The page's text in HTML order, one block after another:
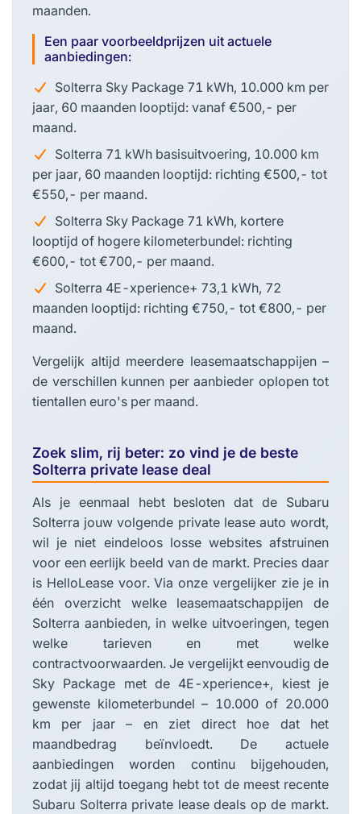
maanden.
Een paar voorbeeldprijzen uit actuele
aanbiedingen:
Solterra Sky Package 71 kWh, 10.000 km per
jaar, 60 maanden looptijd: vanaf €500,- per
maand.
Solterra 71 kWh basisuitvoering, 10.000 km
per jaar, 60 maanden looptijd: richting €500,- tot
€550,- per maand.
Solterra Sky Package 71 kWh, kortere
looptijd of hogere kilometerbundel: richting
€600,- tot €700,- per maand.
Solterra 4E-xperience+ 73,1 kWh, 72
maanden looptijd: richting €750,- tot €800,- per
maand.
Vergelijk altijd meerdere leasemaatschappijen –
de verschillen kunnen per aanbieder oplopen tot
tientallen euro's per maand.
Zoek slim, rij beter: zo vind je de beste
Solterra private lease deal
Als je eenmaal hebt besloten dat de Subaru
Solterra jouw volgende private lease auto wordt,
wil je niet eindeloos losse websites afstruinen
voor een eerlijk beeld van de markt. Precies daar
is HelloLease voor. Via onze vergelijker zie je in
één overzicht welke leasemaatschappijen de
Solterra aanbieden, in welke uitvoeringen, tegen
welke tarieven en met welke
contractvoorwaarden. Je vergelijkt eenvoudig de
Sky Package met de 4E-xperience+, kiest je
gewenste kilometerbundel – 10.000 of 20.000
km per jaar – en ziet direct hoe dat het
maandbedrag beïnvloedt. De actuele
aanbiedingen worden continu bijgehouden,
zodat jij altijd toegang hebt tot de meest recente
Subaru Solterra private lease deals op de markt.